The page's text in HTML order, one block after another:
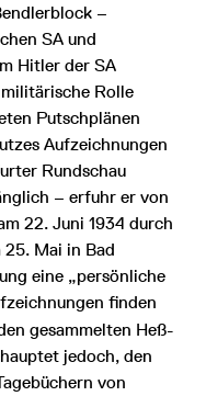
–
SA und
Hitler der SA
Rolle
Putschplänen
Aufzeichnungen
Rundschau
– erfuhr er von
22. Juni 1934 durch
25. Mai in Bad
eine „persönliche
finden
gesammelten Heß-
jedoch, den
von